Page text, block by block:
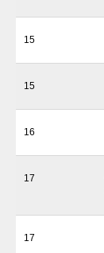
15
15
16
17
17